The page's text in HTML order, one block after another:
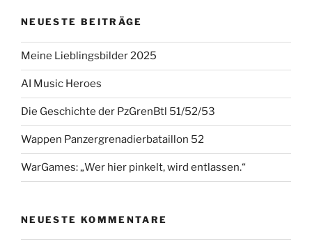
NEUESTE BEITRÄGE
Meine Lieblingsbilder 2025
AI Music Heroes
Die Geschichte der PzGrenBtl 51/52/53
Wappen Panzergrenadierbataillon 52
WarGames: „Wer hier pinkelt, wird entlassen.“
NEUESTE KOMMENTARE